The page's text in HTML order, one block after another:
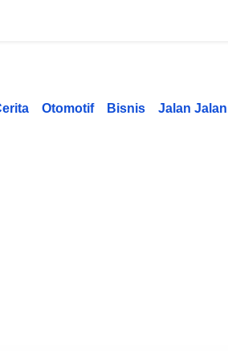
Otomotif Bisnis Jalan